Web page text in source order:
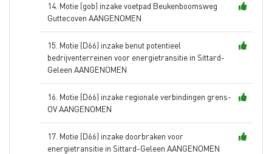
14. Motie (gob) inzake voetpad Beukenboomsweg
Guttecoven AANGENOMEN
15. Motie (D66) inzake benut potentieel
bedrijventerreinen voor energietransitie in Sittard-
Geleen AANGENOMEN
16. Motie (D66) inzake regionale verbindingen grens-
OV AANGENOMEN
17. Motie (D66) inzake doorbraken voor
energietransitie in Sittard-Geleen AANGENOMEN